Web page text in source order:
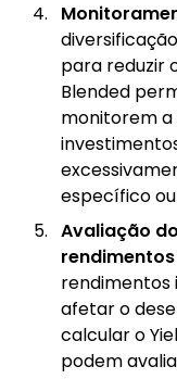
para reduzir
Blended
monitorem a
específico
Avaliação
rendimentos
afetar o
calcular o
podem